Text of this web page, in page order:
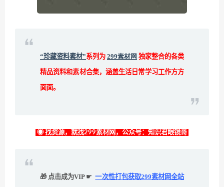
“珍藏资料素材”系列为 299素材网 独家整合的各类
精品资料和素材合集，涵盖生活日常学习工作方方
面面。
◉ 找资源，就找299素材网，公众号：知识君眼镜哥
🎁 点击成为VIP ☛ 一次性打包获取299素材网全站